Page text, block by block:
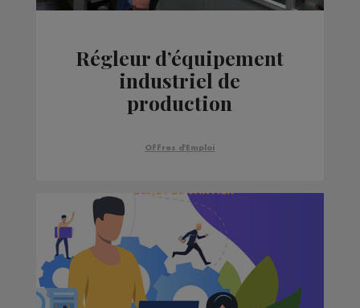
Régleur d’équipement
industriel de
production
Offres d'Emploi